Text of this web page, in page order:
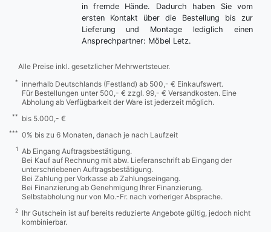
in fremde Hände. Dadurch haben Sie vom
ersten Kontakt über die Bestellung bis zur
Lieferung und Montage lediglich einen
Ansprechpartner: Möbel Letz.
Alle Preise inkl. gesetzlicher Mehrwertsteuer.
*
innerhalb Deutschlands (Festland) ab 500,- € Einkaufswert.
Für Bestellungen unter 500,- € zzgl. 99,- € Versandkosten. Eine
Abholung ab Verfügbarkeit der Ware ist jederzeit möglich.
** bis 5.000,- €
*** 0% bis zu 6 Monaten, danach je nach Laufzeit
1
Ab Eingang Auftragsbestätigung.
Bei Kauf auf Rechnung mit abw. Lieferanschrift ab Eingang der
unterschriebenen Auftragsbestätigung.
Bei Zahlung per Vorkasse ab Zahlungseingang.
Bei Finanzierung ab Genehmigung Ihrer Finanzierung.
Selbstabholung nur von Mo.-Fr. nach vorheriger Absprache.
2
Ihr Gutschein ist auf bereits reduzierte Angebote gültig, jedoch nicht
kombinierbar.